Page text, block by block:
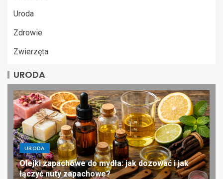
Uroda
Zdrowie
Zwierzęta
URODA
URODA
Olejki zapachowe do mydła: jak dozować i jak
łączyć nuty zapachowe?